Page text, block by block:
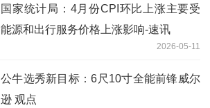
国家统计局：4月份CPI环比上涨主要受
能源和出行服务价格上涨影响-速讯
2026-05-11
公牛选秀新目标：6尺10寸全能前锋威尔
逊 观点